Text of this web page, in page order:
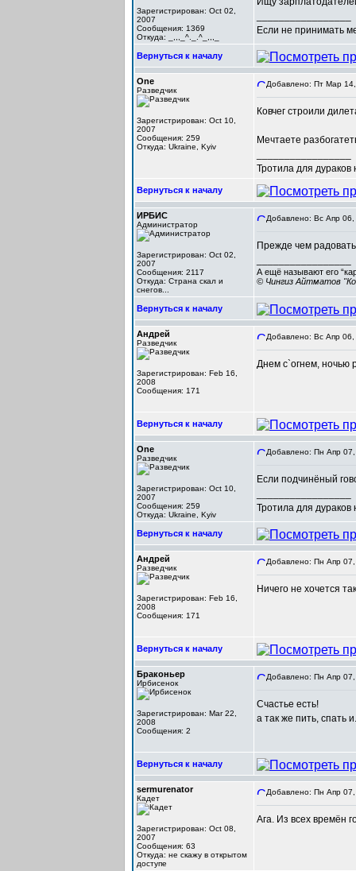
Зарегистрирован: Oct 02,
2007
Сообщения: 1369
Откуда: _,,,_^._.^_,,,_
Если не принимать
Вернуться к началу
One
Разведчик
Зарегистрирован: Oct 10,
2007
Сообщения: 259
Откуда: Ukraine, Kyiv
Добавлено: Пт Мар
Ковчег строили
Мечтаете
Тротила для
Вернуться к началу
ИРБИС
Администратор
Зарегистрирован: Oct 02,
2007
Сообщения: 2117
Откуда: Cтрана скал и
снегов...
Добавлено: Вс Апр
Прежде чем
А ещё называют его
© Чингиз Айтматов
Вернуться к началу
Андрей
Разведчик
Зарегистрирован: Feb 16,
2008
Сообщения: 171
Добавлено: Вс Апр
Днем с`огнем, ночью
Вернуться к началу
One
Разведчик
Зарегистрирован: Oct 10,
2007
Сообщения: 259
Откуда: Ukraine, Kyiv
Добавлено: Пн Апр
Если подчинёный
Тротила для
Вернуться к началу
Андрей
Разведчик
Зарегистрирован: Feb 16,
2008
Сообщения: 171
Добавлено: Пн Апр
Ничего не хочется
Вернуться к началу
Браконьер
Ирбисенок
Зарегистрирован: Mar 22,
2008
Сообщения: 2
Добавлено: Пн Апр
Счастье есть!
а так же пить, спать
Вернуться к началу
sermurenator
Кадет
Зарегистрирован: Oct 08,
2007
Сообщения: 63
Откуда: не скажу в открытом
доступе
Добавлено: Пн Апр
Ага. Из всех времён